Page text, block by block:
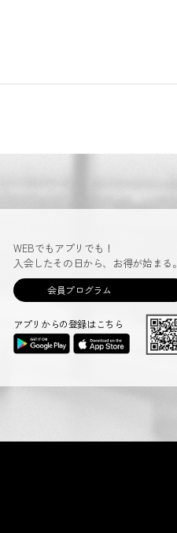
WEBでもアプリでも！
入会したその日から、お得が始まる。
会員プログラム
アプリからの登録はこちら